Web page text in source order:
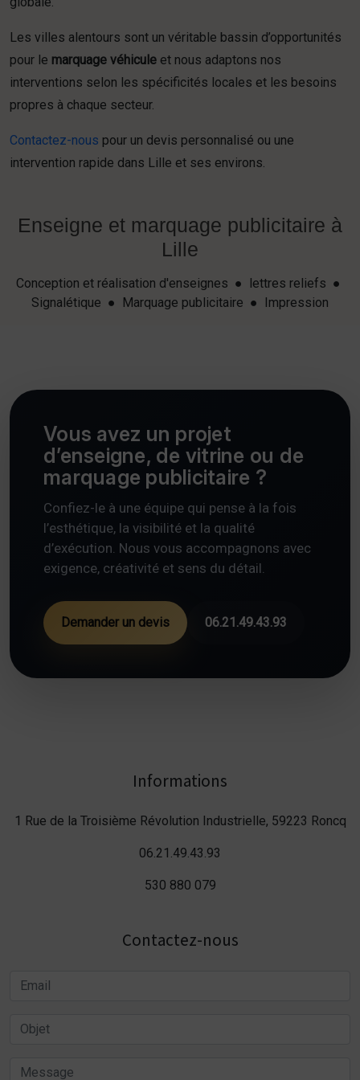
Les villes alentours sont un véritable bassin d’opportunités
pour le marquage véhicule et nous adaptons nos
interventions selon les spécificités locales et les besoins
propres à chaque secteur.
Contactez-nous pour un devis personnalisé ou une
intervention rapide dans Lille et ses environs.
Enseigne et marquage publicitaire à
Lille
Conception et réalisation d'enseignes ● lettres reliefs ●
Signalétique ● Marquage publicitaire ● Impression
Vous avez un projet
d’enseigne, de vitrine ou de
marquage publicitaire ?
Confiez-le à une équipe qui pense à la fois
l’esthétique, la visibilité et la qualité
d’exécution. Nous vous accompagnons avec
exigence, créativité et sens du détail.
Demander un devis 06.21.49.43.93
Informations
1 Rue de la Troisième Révolution Industrielle, 59223 Roncq
06.21.49.43.93
530 880 079
Contactez-nous